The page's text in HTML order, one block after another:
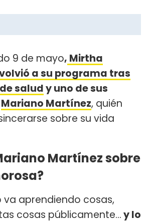
9 de mayo, Mirtha
a su programa tras
saludy uno de sus
Mariano Martínez, quién
sobre su vida
Martínez sobre
va aprendiendo cosas,
cosas públicamente…y lo